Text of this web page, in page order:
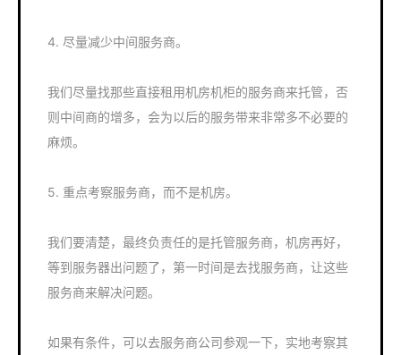
4. 尽量减少中间服务商。
我们尽量找那些直接租用机房机柜的服务商来托管，否
则中间商的增多，会为以后的服务带来非常多不必要的
麻烦。
5. 重点考察服务商，而不是机房。
我们要清楚，最终负责任的是托管服务商，机房再好，
等到服务器出问题了，第一时间是去找服务商，让这些
服务商来解决问题。
如果有条件，可以去服务商公司参观一下，实地考察其